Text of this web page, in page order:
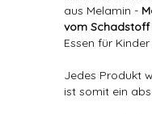
aus Melamin -
vom Schadstoff
Essen für
Jedes Produkt
ist somit ein